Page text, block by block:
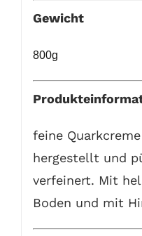
Gewicht
800g
feine
hergestellt und
verfeinert. Mit
Boden und mit